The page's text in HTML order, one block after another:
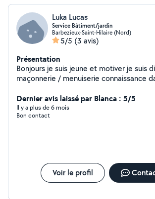
Luka Lucas
Service Bâtiment/jardin
Barbezieux-Saint-Hilaire (Nord)
5/5 (3 avis)
Présentation
Bonjours je suis jeune et motiver je suis
maçonnerie / menuiserie connaissance
toucher à tous alors hésiter pas à me
cordialement .
Dernier avis laissé par Blanca : 5/5
Il y a plus de 6 mois
Bon contact
Voir le profil